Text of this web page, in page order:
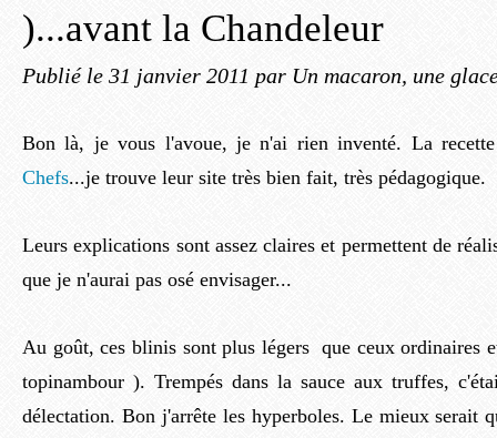
)...avant la Chandeleur
Publié le 31 janvier 2011 par Un macaron, une
Bon là, je vous l'avoue, je n'ai rien inventé. La
Chefs...je trouve leur site très bien fait, très pédagogique.
Leurs explications sont assez claires et permettent de
que je n'aurai pas osé envisager...
Au goût, ces blinis sont plus légers que ceux ordinaires
topinambour ). Trempés dans la sauce aux truffes,
délectation. Bon j'arrête les hyperboles. Le mieux serait